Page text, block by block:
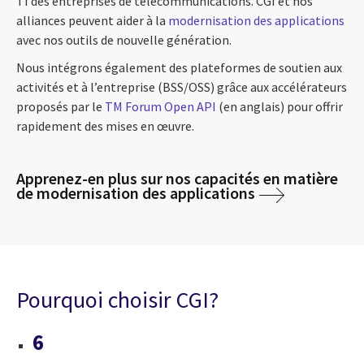
alliances peuvent aider à la modernisation des applications
avec nos outils de nouvelle génération.
Nous intégrons également des plateformes de soutien aux
activités et à l’entreprise (BSS/OSS) grâce aux accélérateurs
proposés par le TM Forum Open API (en anglais) pour offrir
rapidement des mises en œuvre.
Apprenez-en plus sur nos capacités en matière
de modernisation des applications
Pourquoi choisir CGI?
6